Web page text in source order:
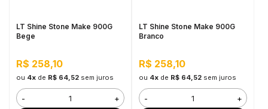
LT Shine Stone Make 900G
Bege
R$ 258,10
ou 4xde R$ 64,52 sem juros
- +
LT Shine Stone Make 900G
Branco
R$ 258,10
ou 4xde R$ 64,52 sem juros
- +